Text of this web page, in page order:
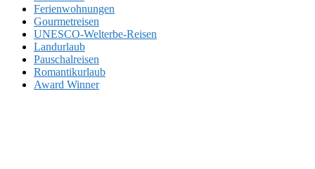
Ferienwohnungen
Gourmetreisen
UNESCO-Welterbe-Reisen
Landurlaub
Pauschalreisen
Romantikurlaub
Award Winner